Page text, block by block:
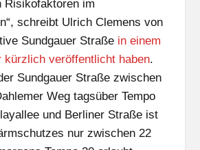
Risikofaktoren im
schreibt Ulrich Clemens von
Sundgauer Straße in einem
kürzlich veröffentlicht haben.
Sundgauer Straße zwischen
Weg tagsüber Tempo
und Berliner Straße ist
nur zwischen 22